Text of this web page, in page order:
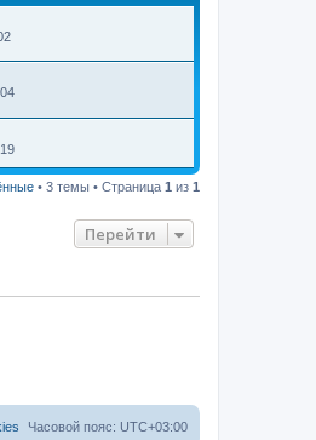
• 3 темы • Страница 1 из 1
Перейти
Часовой пояс: UTC+03:00